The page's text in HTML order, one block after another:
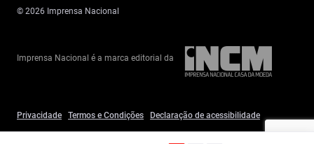
© 2026 Imprensa Nacional
Imprensa Nacional é a marca editorial da
Privacidade Termos e Condições Declaração de acessibilidade